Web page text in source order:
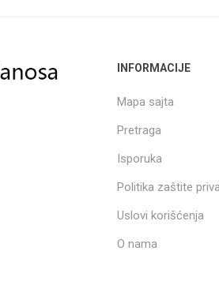
INFORMACIJE
Mapa sajta
Pretraga
Isporuka
Politika zaštite
Uslovi korišćenja
O nama